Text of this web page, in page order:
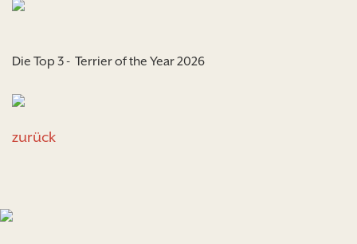
Die Top 3 - Terrier of the Year 2026
zurück